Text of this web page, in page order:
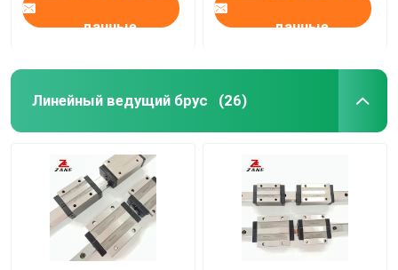
данные данные
Линейный ведущий брус (26)